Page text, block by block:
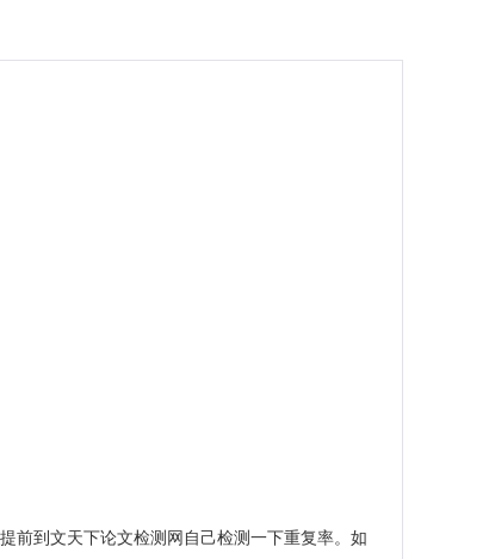
前到文天下论文检测网自己检测一下重复率。如